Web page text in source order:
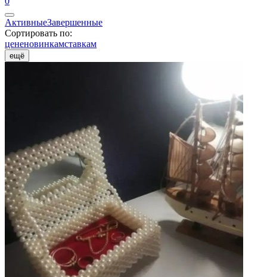
АктивныеЗавершенные
Сортировать по:
цененовинкамставкам
ещё